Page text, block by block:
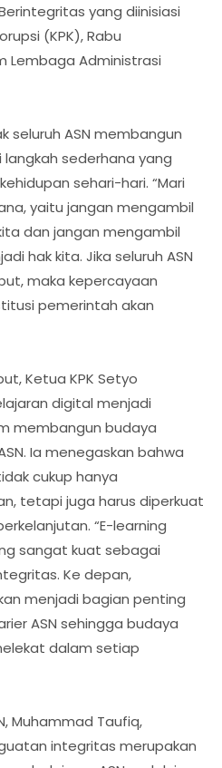
yang diinisiasi
(KPK), Rabu
Lembaga Administrasi
seluruh ASN membangun
sederhana yang
sehari-hari. “Mari
yaitu jangan mengambil
dan jangan mengambil
hak kita. Jika seluruh ASN
maka kepercayaan
pemerintah akan
Ketua KPK Setyo
digital menjadi
membangun budaya
Ia menegaskan bahwa
cukup hanya
tetapi juga harus diperkuat
“E-learning
sangat kuat sebagai
Ke depan,
menjadi bagian penting
ASN sehingga budaya
dalam setiap
Muhammad Taufiq,
integritas merupakan